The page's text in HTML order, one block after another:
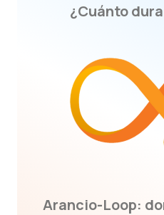
¿Cuánto
Arancio-Loop: